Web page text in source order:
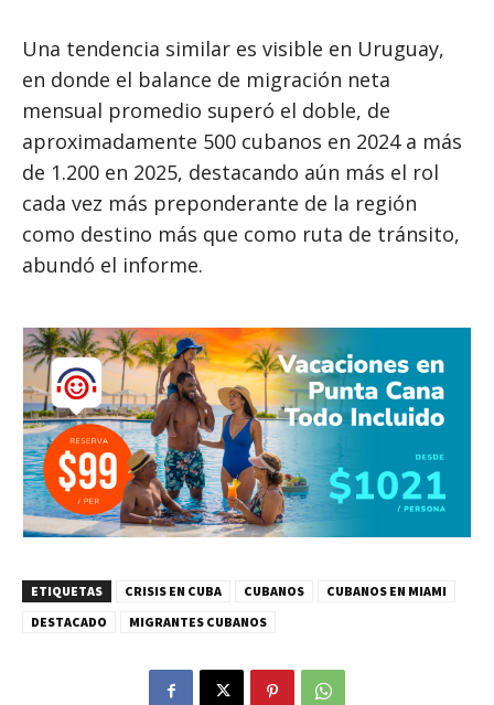
Una tendencia similar es visible en Uruguay,
en donde el balance de migración neta
mensual promedio superó el doble, de
aproximadamente 500 cubanos en 2024 a más
de 1.200 en 2025, destacando aún más el rol
cada vez más preponderante de la región
como destino más que como ruta de tránsito,
abundó el informe.
ETIQUETAS CRISIS EN CUBA CUBANOS
CUBANOS EN MIAMI
DESTACADO
MIGRANTES CUBANOS